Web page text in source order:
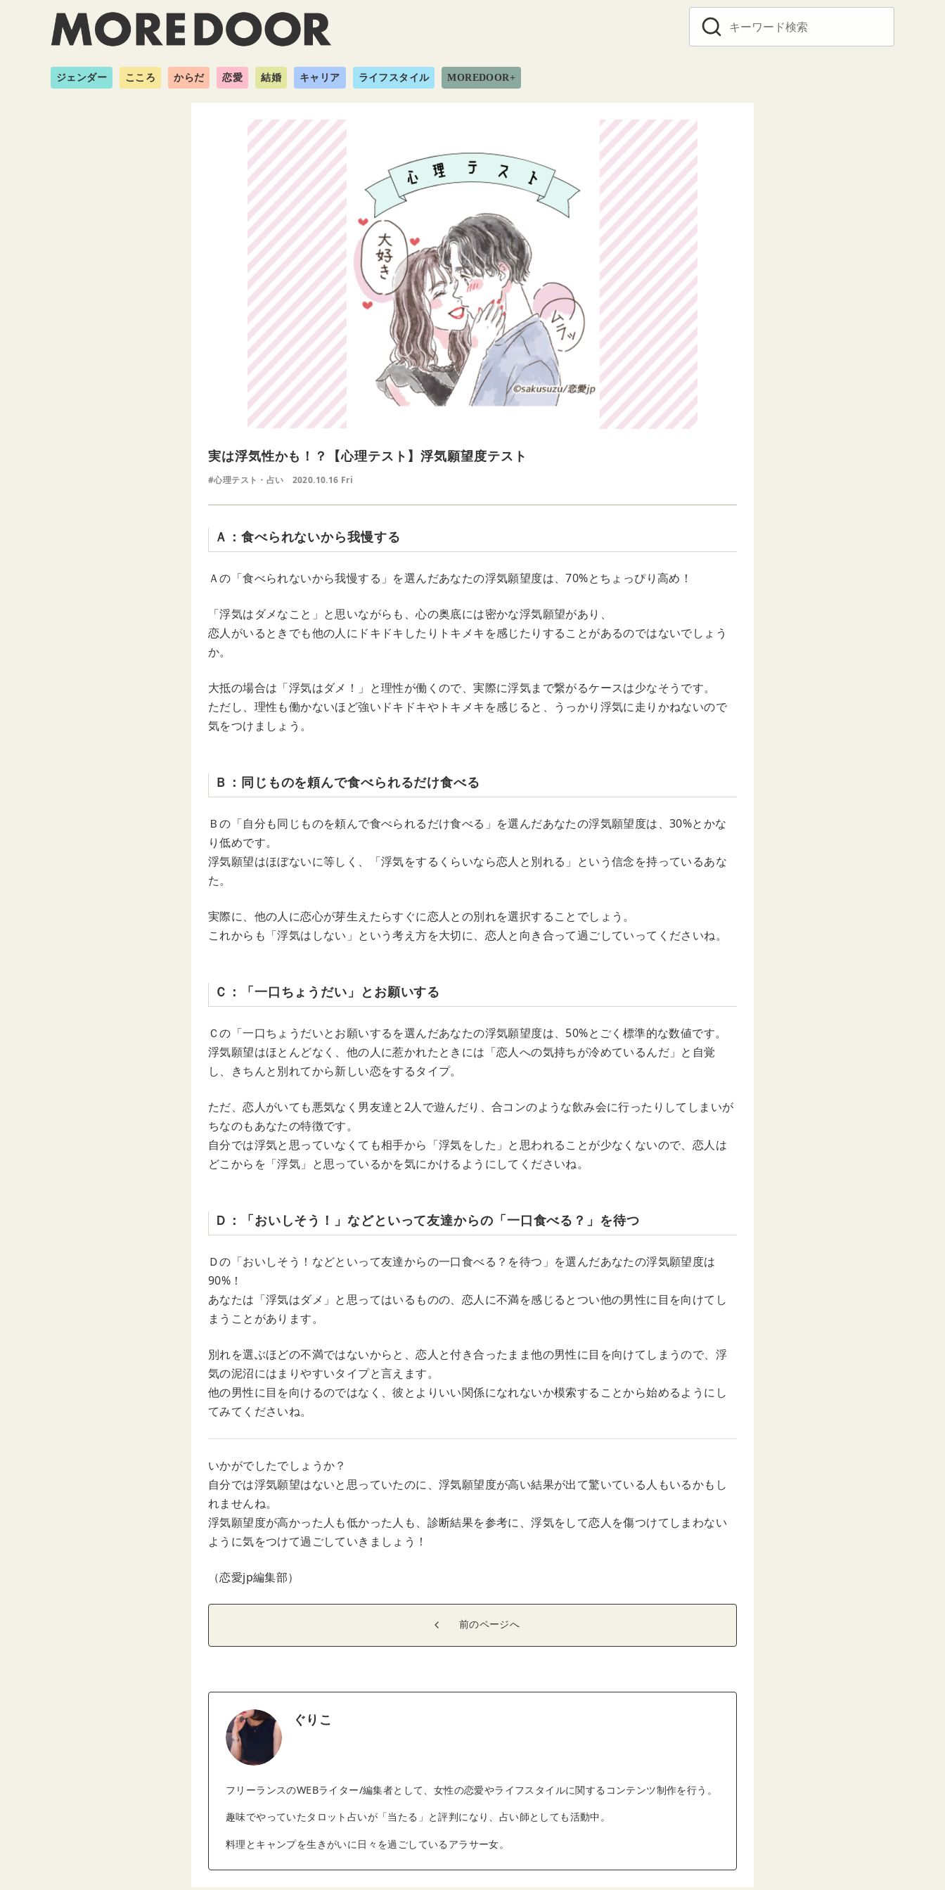
ジェンダー こころ からだ 恋愛 結婚 キャリア ライフスタイル MOREDOOR+
実は浮気性かも！？【心理テスト】浮気願望度テスト
#心理テスト・占い 2020.10.16 Fri
Ａ：食べられないから我慢する
Ａの「食べられないから我慢する」を選んだあなたの浮気願望度は、70%とちょっぴり高め！
「浮気はダメなこと」と思いながらも、心の奥底には密かな浮気願望があり、
恋人がいるときでも他の人にドキドキしたりトキメキを感じたりすることがあるのではないでしょう
か。
大抵の場合は「浮気はダメ！」と理性が働くので、実際に浮気まで繋がるケースは少なそうです。
ただし、理性も働かないほど強いドキドキやトキメキを感じると、うっかり浮気に走りかねないので
気をつけましょう。
Ｂ：同じものを頼んで食べられるだけ食べる
Ｂの「自分も同じものを頼んで食べられるだけ食べる」を選んだあなたの浮気願望度は、30%とかな
り低めです。
浮気願望はほぼないに等しく、「浮気をするくらいなら恋人と別れる」という信念を持っているあな
た。
実際に、他の人に恋心が芽生えたらすぐに恋人との別れを選択することでしょう。
これからも「浮気はしない」という考え方を大切に、恋人と向き合って過ごしていってくださいね。
Ｃ：「一口ちょうだい」とお願いする
Ｃの「一口ちょうだいとお願いするを選んだあなたの浮気願望度は、50%とごく標準的な数値です。
浮気願望はほとんどなく、他の人に惹かれたときには「恋人への気持ちが冷めているんだ」と自覚
し、きちんと別れてから新しい恋をするタイプ。
ただ、恋人がいても悪気なく男友達と2人で遊んだり、合コンのような飲み会に行ったりしてしまいが
ちなのもあなたの特徴です。
自分では浮気と思っていなくても相手から「浮気をした」と思われることが少なくないので、恋人は
どこからを「浮気」と思っているかを気にかけるようにしてくださいね。
Ｄ：「おいしそう！」などといって友達からの「一口食べる？」を待つ
Ｄの「おいしそう！などといって友達からの一口食べる？を待つ」を選んだあなたの浮気願望度は
90%！
あなたは「浮気はダメ」と思ってはいるものの、恋人に不満を感じるとつい他の男性に目を向けてし
まうことがあります。
別れを選ぶほどの不満ではないからと、恋人と付き合ったまま他の男性に目を向けてしまうので、浮
気の泥沼にはまりやすいタイプと言えます。
他の男性に目を向けるのではなく、彼とよりいい関係になれないか模索することから始めるようにし
てみてくださいね。
いかがでしたでしょうか？
自分では浮気願望はないと思っていたのに、浮気願望度が高い結果が出て驚いている人もいるかもし
れませんね。
浮気願望度が高かった人も低かった人も、診断結果を参考に、浮気をして恋人を傷つけてしまわない
ように気をつけて過ごしていきましょう！
（恋愛jp編集部）
前のページへ
ぐりこ
フリーランスのWEBライター/編集者として、女性の恋愛やライフスタイルに関するコンテンツ制作を行う。
趣味でやっていたタロット占いが「当たる」と評判になり、占い師としても活動中。
料理とキャンプを生きがいに日々を過ごしているアラサー女。